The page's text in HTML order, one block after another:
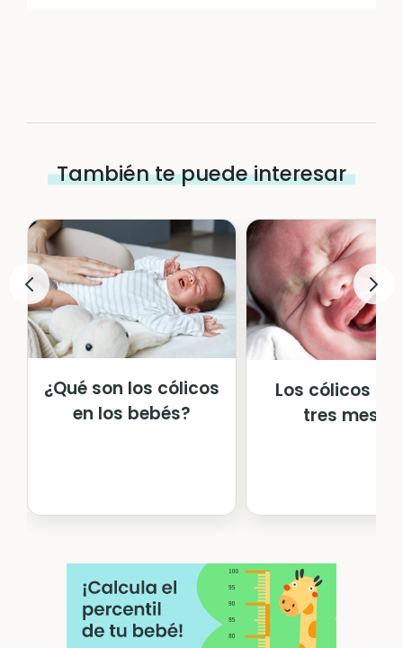
También te puede interesar
¿Qué son los cólicos
en los bebés?
Los cólicos de
tres meses